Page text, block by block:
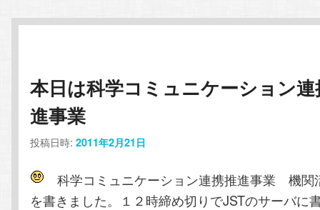
イ
コ
ン
ン
ブ
ン
テ
ツ
本日は科学コミュニケーション連
進事業
投稿日時:2011年2月21日
科学コミュニケーション連携推進事業 機関
を書きました。１２時締め切りでJSTのサーバに